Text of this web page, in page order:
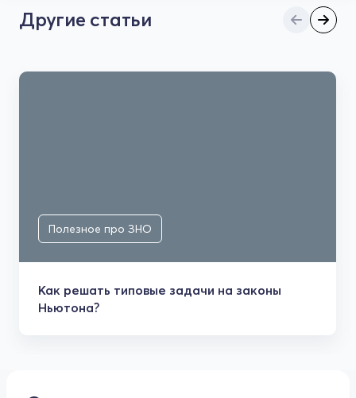
Другие статьи
Полезное про ЗНО
Как решать типовые задачи на законы
Ньютона?